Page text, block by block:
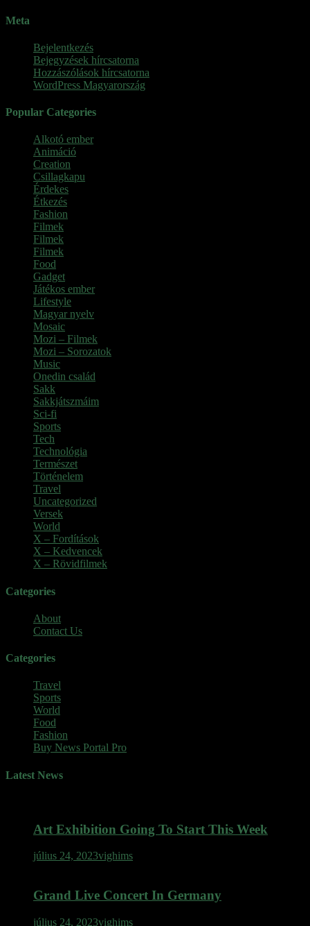
Meta
Bejelentkezés
Bejegyzések hírcsatorna
Hozzászólások hírcsatorna
WordPress Magyarország
Popular Categories
Alkotó ember
Animáció
Creation
Csillagkapu
Érdekes
Étkezés
Fashion
Filmek
Filmek
Filmek
Food
Gadget
Játékos ember
Lifestyle
Magyar nyelv
Mosaic
Mozi – Filmek
Mozi – Sorozatok
Music
Onedin család
Sakk
Sakkjátszmáim
Sci-fi
Sports
Tech
Technológia
Természet
Történelem
Travel
Uncategorized
Versek
World
X – Fordítások
X – Kedvencek
X – Rövidfilmek
Categories
About
Contact Us
Categories
Travel
Sports
World
Food
Fashion
Buy News Portal Pro
Latest News
Art Exhibition Going To Start This Week
július 24, 2023vighims
Grand Live Concert In Germany
július 24, 2023vighims